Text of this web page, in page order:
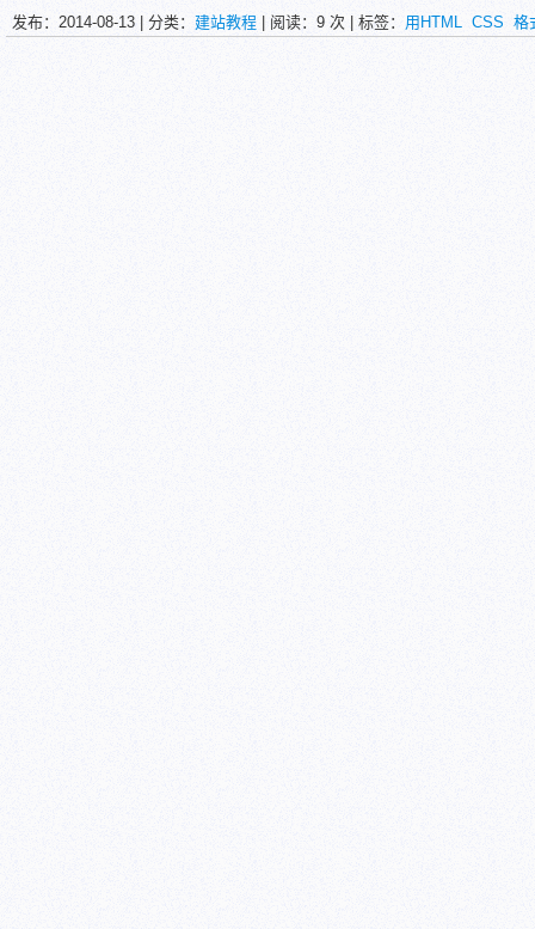
败!希望大家都能加入到我们的技术讨论中
基于CSS的导航菜单对用户来说不但更
CSS是能够真正做到网页表现与内容分离
的表现而言，CSS能够对网页中的对象的
发布：2014-08-13 | 分类： 建站教程 | 阅读： 9 次 | 标签： 用HTML CSS 格